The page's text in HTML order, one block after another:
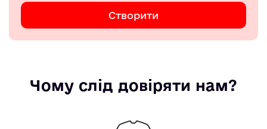
Створити
Чому слід довіряти нам?